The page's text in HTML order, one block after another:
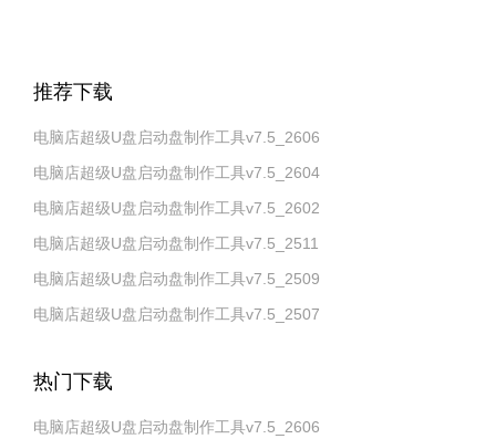
推荐下载
电脑店超级U盘启动盘制作工具v7.5_2606
电脑店超级U盘启动盘制作工具v7.5_2604
电脑店超级U盘启动盘制作工具v7.5_2602
电脑店超级U盘启动盘制作工具v7.5_2511
电脑店超级U盘启动盘制作工具v7.5_2509
电脑店超级U盘启动盘制作工具v7.5_2507
热门下载
电脑店超级U盘启动盘制作工具v7.5_2606